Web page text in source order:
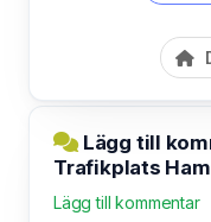
Lägg till
Trafikplats
Lägg till kommentar